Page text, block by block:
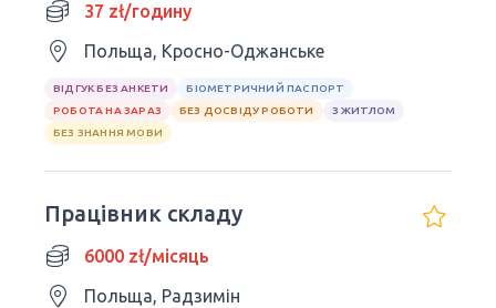
37 zł/годину
Польща, Кросно-Оджанське
ВІДГУК БЕЗ АНКЕТИ
БІОМЕТРИЧНИЙ ПАСПОРТ
РОБОТА НА ЗАРАЗ
БЕЗ ДОСВІДУ РОБОТИ
З ЖИТЛОМ
БЕЗ ЗНАННЯ МОВИ
Працівник складу
6000 zł/місяць
Польща, Радзимін